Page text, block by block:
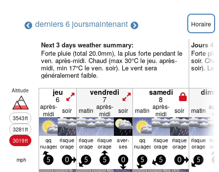
derniers 6 joursmaintenant Horaire
Next 3 days weather summary:
Forte pluie (total 20.0mm), la plus forte pendant le
ven. après-midi. Chaud (max 30°C le jeu. après-
midi, min 17°C le ven. soir). Le vent sera
généralement faible.
Jours 4-
Forte
soir.
soir). Le
Altitude
3543ft
3281ft
3019ft
jeu
6
vendredi
7
samedi
8
après-
midi
soir matin après-
midi
soir matin après-
midi
soir matin
qq
nuages
risque
orage
risque
orage
risque
orage
aver­
ses
qq
nuages
risque
orage
risque
orage
risque
orage
mph 5 0 5 5 0 5 5 0 5